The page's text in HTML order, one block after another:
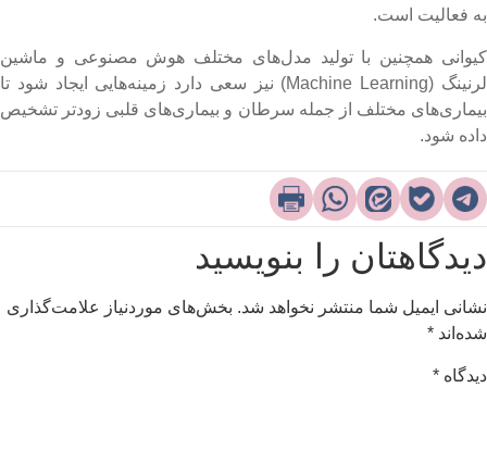
فعالیت است.
همچنین با تولید مدل‌های مختلف هوش مصنوعی و ماشین
لرنینگ (Machine Learning) نیز سعی دارد زمینه‌هایی ایجاد شود تا
مختلف از جمله سرطان و بیماری‌های قلبی زودتر تشخیص
شود.
را بنویسید
ایمیل شما منتشر نخواهد شد. بخش‌های موردنیاز علامت‌گذاری
*
*